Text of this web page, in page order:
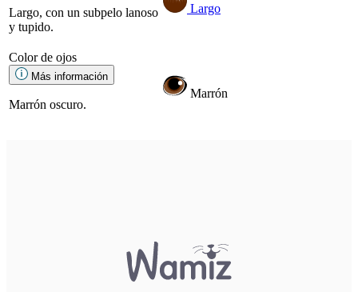
Largo, con un subpelo lanoso
y tupido.
Largo
Color de ojos
Más información
Marrón oscuro.
Marrón